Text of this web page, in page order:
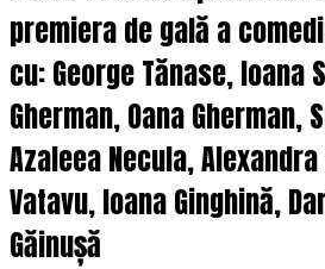
premiera de gală a
cu: George Tănase, Ioana
Gherman, Oana Gherman,
Azaleea Necula,
Vatavu, Ioana Ginghină,
Găinușă